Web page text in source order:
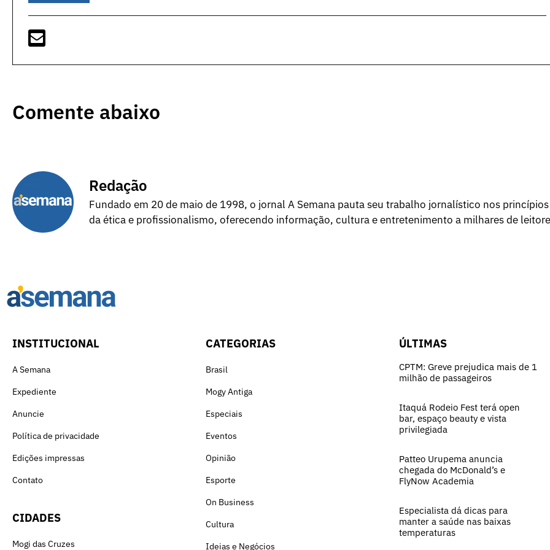
Comente abaixo
Redação
Fundado em 20 de maio de 1998, o jornal A Semana pauta seu trabalho jornalístico nos princípios
da ética e profissionalismo, oferecendo informação, cultura e entretenimento a milhares de
INSTITUCIONAL
A Semana
Expediente
Anuncie
Política de privacidade
Edições impressas
Contato
CIDADES
Mogi das Cruzes
CATEGORIAS
Brasil
Mogy Antiga
Especiais
Eventos
Opinião
Esporte
On Business
Cultura
Ideias e Negócios
ÚLTIMAS
CPTM: Greve prejudica mais de 1
milhão de passageiros
Itaquá Rodeio Fest terá open
bar, espaço beauty e vista
privilegiada
Patteo Urupema anuncia
chegada do McDonald’s e
FlyNow Academia
Especialista dá dicas para
manter a saúde nas baixas
temperaturas